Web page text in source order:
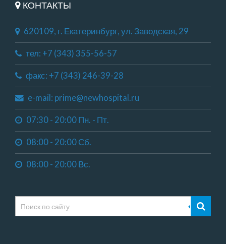
КОНТАКТЫ
620109, г. Екатеринбург, ул. Заводская, 29
тел: +7 (343) 355-56-57
факс: +7 (343) 246-39-28
e-mail: prime@newhospital.ru
07:30 - 20:00 Пн. - Пт.
08:00 - 20:00 Сб.
08:00 - 20:00 Вс.